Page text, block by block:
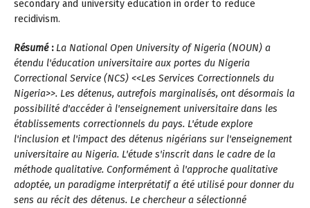
secondary and university education in order to reduce
recidivism.
Résumé : La National Open University of Nigeria (NOUN) a
étendu l'éducationuniversitaire aux portes du Nigeria
Correctional Service (NCS) <<Les Services Correctionnels du
Nigeria>>. Les détenus, autrefois marginalisés, ont désormais la
possibilité d'accéder à l'enseignement universitaire dans les
établissements correctionnels du pays. L'étude explore
l'inclusion et l'impact des détenus nigérians sur l'enseignement
universitaire au Nigeria. L'étude s'inscrit dans le cadre de la
méthode qualitative. Conformément à l'approche qualitative
adoptée, un paradigme interprétatif a été utilisé pour donner du
sens au récit des détenus. Le chercheur a sélectionné